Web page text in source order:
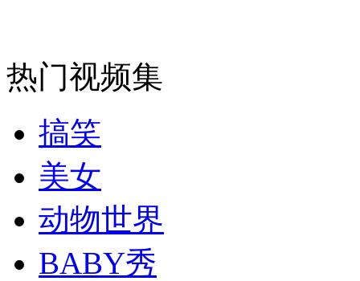
安徽一实载49人客车翻车
走！跟着总书记去植树
消防员救轻生者 花炮节热闹非凡
热门视频集
搞笑
美女
动物世界
BABY秀